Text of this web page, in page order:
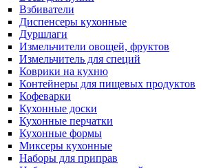
Взбиватели
Диспенсеры кухонные
Дуршлаги
Измельчители овощей, фруктов
Измельчитель для специй
Коврики на кухню
Контейнеры для пищевых продуктов
Кофеварки
Кухонные доски
Кухонные перчатки
Кухонные формы
Миксеры кухонные
Наборы для приправ